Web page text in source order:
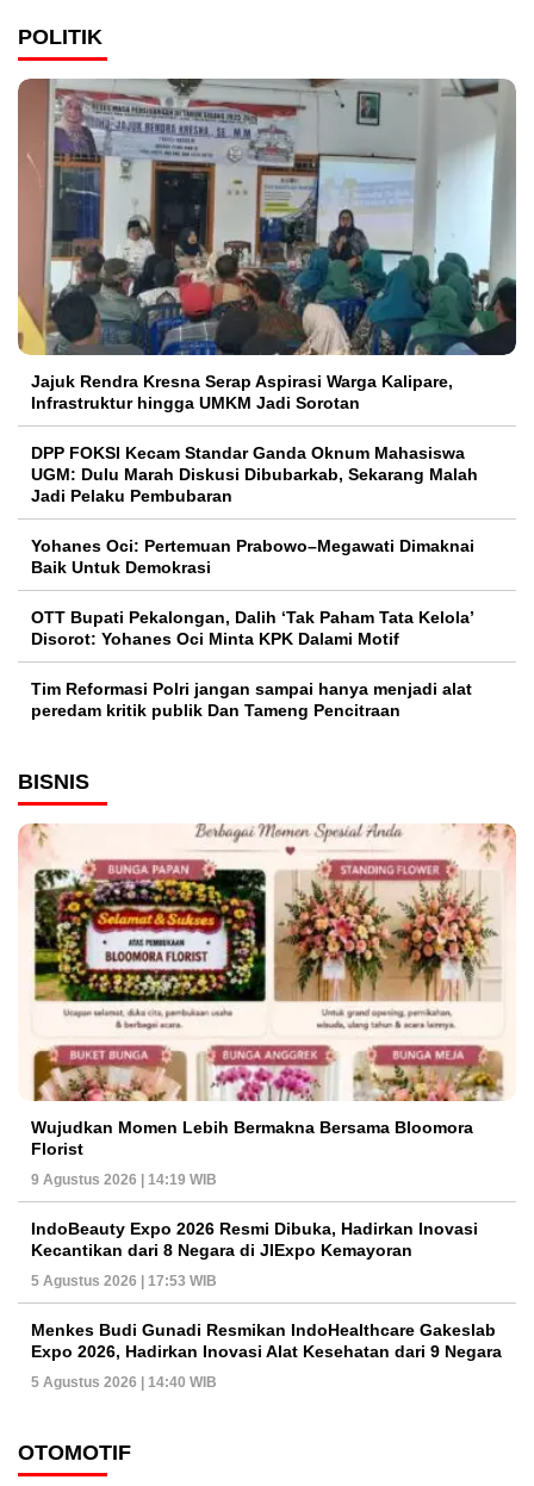
POLITIK
Jajuk Rendra Kresna Serap Aspirasi Warga Kalipare,
Infrastruktur hingga UMKM Jadi Sorotan
DPP FOKSI Kecam Standar Ganda Oknum Mahasiswa
UGM: Dulu Marah Diskusi Dibubarkab, Sekarang Malah
Jadi Pelaku Pembubaran
Yohanes Oci: Pertemuan Prabowo–Megawati Dimaknai
Baik Untuk Demokrasi
OTT Bupati Pekalongan, Dalih ‘Tak Paham Tata Kelola’
Disorot: Yohanes Oci Minta KPK Dalami Motif
Tim Reformasi Polri jangan sampai hanya menjadi alat
peredam kritik publik Dan Tameng Pencitraan
BISNIS
Wujudkan Momen Lebih Bermakna Bersama Bloomora
Florist
9 Agustus 2026 | 14:19 WIB
IndoBeauty Expo 2026 Resmi Dibuka, Hadirkan Inovasi
Kecantikan dari 8 Negara di JIExpo Kemayoran
5 Agustus 2026 | 17:53 WIB
Menkes Budi Gunadi Resmikan IndoHealthcare Gakeslab
Expo 2026, Hadirkan Inovasi Alat Kesehatan dari 9 Negara
5 Agustus 2026 | 14:40 WIB
OTOMOTIF